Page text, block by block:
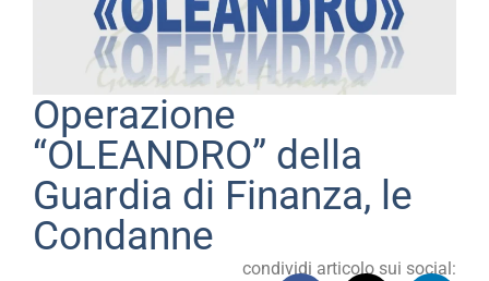
Operazione
“OLEANDRO” della
Guardia di Finanza, le
Condanne
condividi articolo sui social: